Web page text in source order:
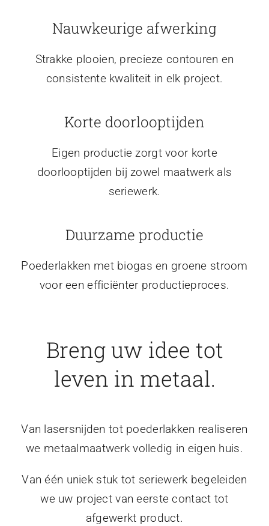
Nauwkeurige afwerking
Strakke plooien, precieze contouren en
consistente kwaliteit in elk project.
Korte doorlooptijden
Eigen productie zorgt voor korte
doorlooptijden bij zowel maatwerk als
seriewerk.
Duurzame productie
Poederlakken met biogas en groene stroom
voor een efficiënter productieproces.
Breng uw idee tot
leven in metaal.
Van lasersnijden tot poederlakken realiseren
we metaalmaatwerk volledig in eigen huis.
Van één uniek stuk tot seriewerk begeleiden
we uw project van eerste contact tot
afgewerkt product.